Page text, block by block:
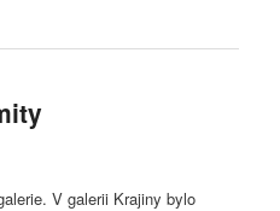
V galerii Krajiny bylo